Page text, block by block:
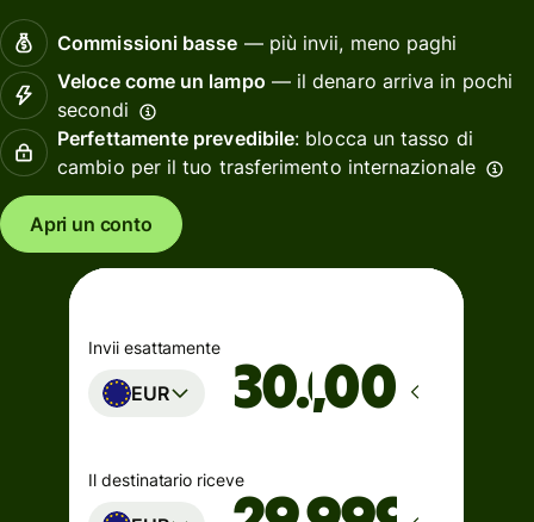
Commissioni basse — più invii, meno paghi
Veloce come un lampo — il denaro arriva in pochi
secondi
Perfettamente prevedibile: blocca un tasso di
cambio per il tuo trasferimento internazionale
Apri un conto
Invii esattamente
EUR ,00
Il destinatario riceve